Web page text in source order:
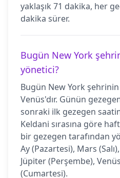
yaklaşık 71 dakika, her
dakika sürer.
Bugün New York
yönetici?
Bugün New York
Venüs'dır. Günün
sonraki ilk gezegen
Keldani sırasına göre
bir gezegen tarafından
Ay (Pazartesi), Mars
Jüpiter (Perşembe),
(Cumartesi).